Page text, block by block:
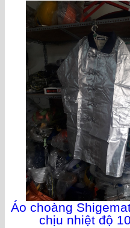
Áo choàng
chịu nhiệt độ